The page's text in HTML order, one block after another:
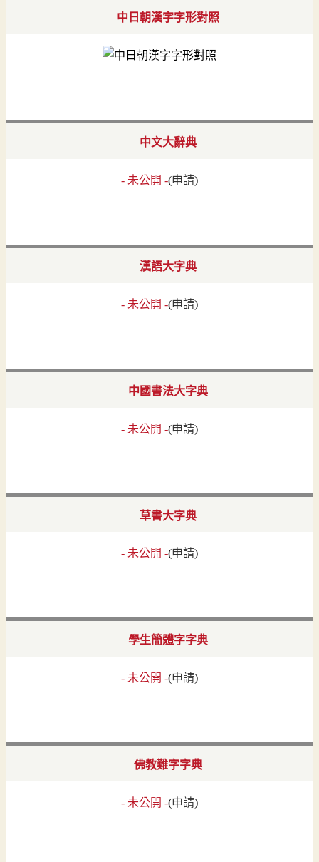
中日朝漢字字形對照
中文大辭典
- 未公開 -(申請)
漢語大字典
- 未公開 -(申請)
中國書法大字典
- 未公開 -(申請)
草書大字典
- 未公開 -(申請)
學生簡體字字典
- 未公開 -(申請)
佛教難字字典
- 未公開 -(申請)